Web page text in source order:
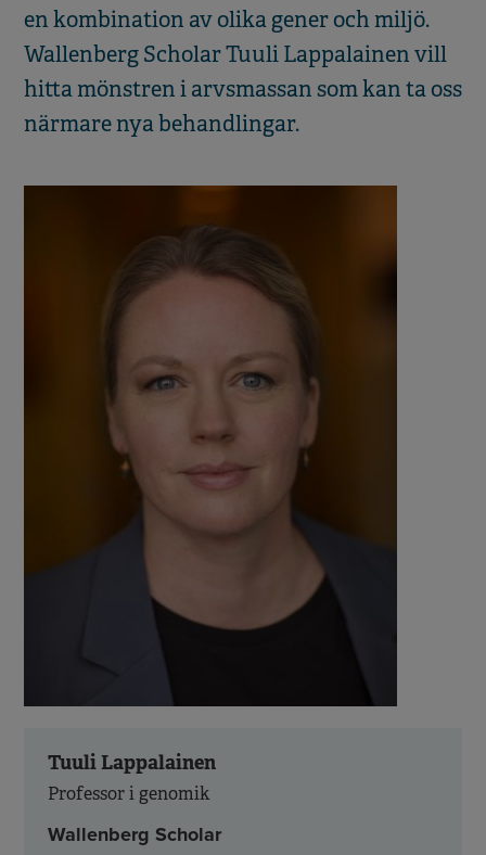
en kombination av olika gener och miljö.
Wallenberg Scholar Tuuli Lappalainen vill
hitta mönstren i arvsmassan som kan ta oss
närmare nya behandlingar.
Tuuli Lappalainen
Professor i genomik
Wallenberg Scholar